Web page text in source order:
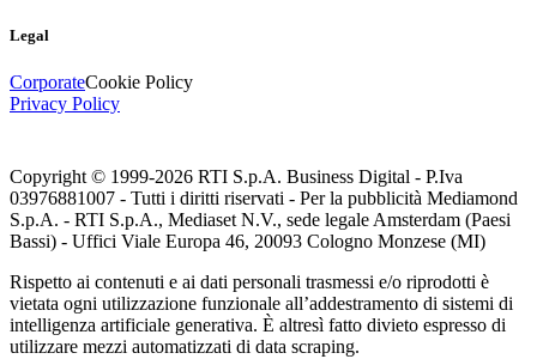
Legal
CorporateCookie Policy
Privacy Policy
Copyright © 1999-2026 RTI S.p.A. Business Digital - P.Iva
03976881007 - Tutti i diritti riservati - Per la pubblicità Mediamond
S.p.A. - RTI S.p.A., Mediaset N.V., sede legale Amsterdam (Paesi
Bassi) - Uffici Viale Europa 46, 20093 Cologno Monzese (MI)
Rispetto ai contenuti e ai dati personali trasmessi e/o riprodotti è
vietata ogni utilizzazione funzionale all’addestramento di sistemi di
intelligenza artificiale generativa. È altresì fatto divieto espresso di
utilizzare mezzi automatizzati di data scraping.